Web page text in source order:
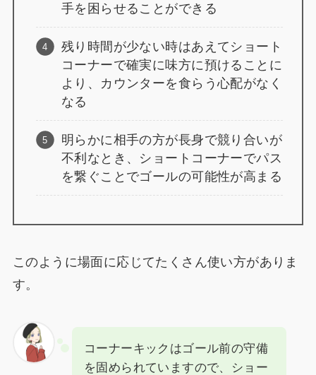
手を困らせることができる
残り時間が少ない時はあえてショート
コーナーで確実に味方に預けることに
より、カウンターを食らう心配がなく
なる
明らかに相手の方が長身で競り合いが
不利なとき、ショートコーナーでパス
を繋ぐことでゴールの可能性が高まる
このように場面に応じてたくさん使い方がありま
す。
コーナーキックはゴール前の守備
を固められていますので、ショー